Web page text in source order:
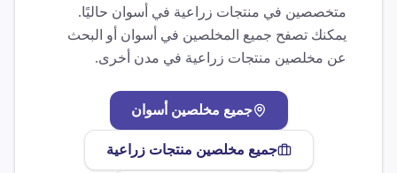
متخصصين في منتجات زراعية في أسوان حاليًا.
يمكنك تصفح جميع المخلصين في أسوان أو البحث
عن مخلصين منتجات زراعية في مدن أخرى.
جميع مخلصين أسوان
جميع مخلصين منتجات زراعية